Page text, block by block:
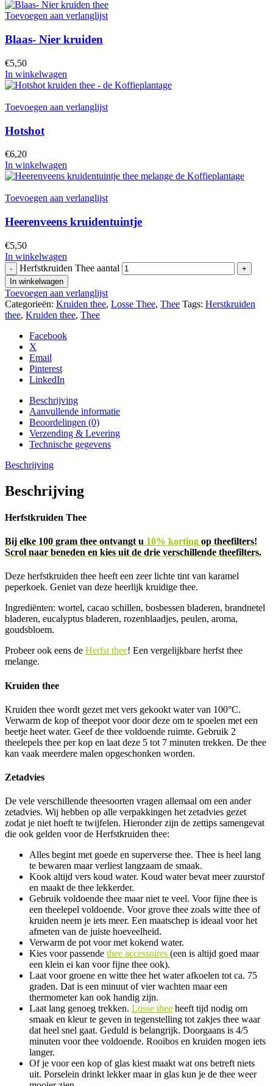
Toevoegen aan verlanglijst
Blaas- Nier kruiden
€5,50
In winkelwagen
Toevoegen aan verlanglijst
Hotshot
€6,20
In winkelwagen
Toevoegen aan verlanglijst
Heerenveens kruidentuintje
€5,50
In winkelwagen
Herfstkruiden Thee aantal
In winkelwagen
Toevoegen aan verlanglijst
Categorieën: Kruiden thee, Losse Thee, Thee Tags: Herstkruiden
thee, Kruiden thee, Thee
Facebook
X
Email
Pinterest
LinkedIn
Beschrijving
Aanvullende informatie
Beoordelingen (0)
Verzending & Levering
Technische gegevens
Beschrijving
Beschrijving
Herfstkruiden Thee
Bij elke 100 gram thee ontvangt u 10% korting op theefilters!
Scrol naar beneden en kies uit de drie verschillende theefilters.
Deze herfstkruiden thee heeft een zeer lichte tint van karamel
peperkoek. Geniet van deze heerlijk kruidige thee.
Ingrediënten: wortel, cacao schillen, bosbessen bladeren, brandnetel
bladeren, eucalyptus bladeren, rozenblaadjes, peulen, aroma,
goudsbloem.
Probeer ook eens de Herfst thee! Een vergelijkbare herfst thee
melange.
Kruiden thee
Kruiden thee wordt gezet met vers gekookt water van 100°C.
Verwarm de kop of theepot voor door deze om te spoelen met een
beetje heet water. Geef de thee voldoende ruimte. Gebruik 2
theelepels thee per kop en laat deze 5 tot 7 minuten trekken. De thee
kan vaak meerdere malen opgeschonken worden.
Zetadvies
De vele verschillende theesoorten vragen allemaal om een ander
zetadvies. Wij hebben op alle verpakkingen het zetadvies gezet
zodat je niet hoeft te twijfelen. Hieronder zijn de zettips samengevat
die ook gelden voor de Herfstkruiden thee:
Alles begint met goede en superverse thee. Thee is heel lang
te bewaren maar verliest langzaam de smaak.
Kook altijd vers koud water. Koud water bevat meer zuurstof
en maakt de thee lekkerder.
Gebruik voldoende thee maar niet te veel. Voor fijne thee is
een theelepel voldoende. Voor grove thee zoals witte thee of
kruiden neem je iets meer. Een maatschep is ideaal voor het
afmeten van de juiste hoeveelheid.
Verwarm de pot voor met kokend water.
Kies voor passende thee accessoires (een is altijd goed maar
een klein ei kan voor fijne thee ook).
Laat voor groene en witte thee het water afkoelen tot ca. 75
graden. Dat is een minuut of vier wachten maar een
thermometer kan ook handig zijn.
Laat lang genoeg trekken. Losse thee heeft tijd nodig om
smaak en kleur te geven in tegenstelling tot zakjes thee waar
dat heel snel gaat. Geduld is belangrijk. Doorgaans is 4/5
minuten voor thee voldoende. Rooibos en kruiden mogen iets
langer.
Of je voor een kop of glas kiest maakt wat ons betreft niets
uit. Porselein drinkt lekker maar in glas kun je de thee weer